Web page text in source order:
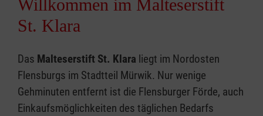
Willkommen im Malteserstift
St. Klara
Das Malteserstift St. Klara liegt im Nordosten
Flensburgs im Stadtteil Mürwik. Nur wenige
Gehminuten entfernt ist die Flensburger Förde, auch
Einkaufsmöglichkeiten des täglichen Bedarfs